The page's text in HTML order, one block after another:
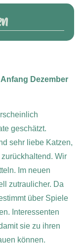
Dezember
geschätzt.
sehr liebe Katzen,
Wir
Im neuen
zutraulicher. Da
über Spiele
Interessenten
sie zu ihren
können.